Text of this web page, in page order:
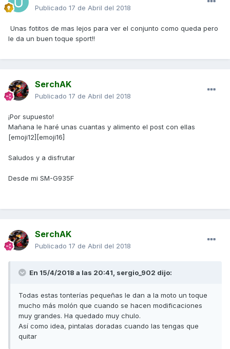
Publicado 17 de Abril del 2018
Unas fotitos de mas lejos para ver el conjunto como queda pero
le da un buen toque sport!!
SerchAK
Publicado 17 de Abril del 2018
¡Por supuesto!
Mañana le haré unas cuantas y alimento el post con ellas
[emoji12][emoji16]
Saludos y a disfrutar
Desde mi SM-G935F
SerchAK
Publicado 17 de Abril del 2018
En 15/4/2018 a las 20:41, sergio_902 dijo:
Todas estas tonterías pequeñas le dan a la moto un toque
mucho más molón que cuando se hacen modificaciones
muy grandes. Ha quedado muy chulo.
Así como idea, pintalas doradas cuando las tengas que
quitar